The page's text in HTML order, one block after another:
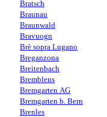
Bratsch
Braunau
Braunwald
Bravuogn
Brè sopra Lugano
Breganzona
Breitenbach
Bremblens
Bremgarten AG
Bremgarten b. Bern
Brenles